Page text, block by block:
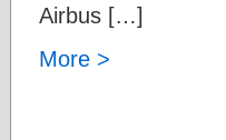
Airbus […]
More >